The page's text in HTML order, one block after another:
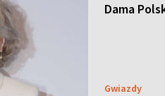
Dama
Gwiazdy